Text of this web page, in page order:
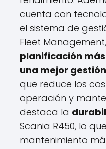
cuenta con
el sistema de
Fleet
planificación
una mejor
que reduce los
operación y
destaca la
Scania R450, lo
mantenimiento